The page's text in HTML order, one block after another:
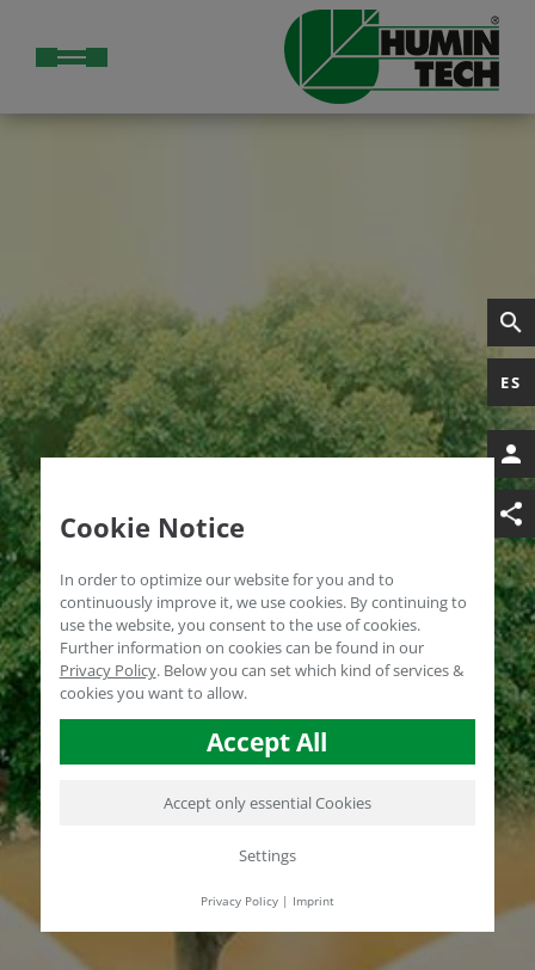
ES
Cookie Notice
In order to optimize our website for you and to
continuously improve it, we use cookies. By continuing to
use the website, you consent to the use of cookies.
Further information on cookies can be found in our
Privacy Policy. Below you can set which kind of services &
cookies you want to allow.
Accept All
Accept only essential Cookies
Settings
Privacy Policy| Imprint